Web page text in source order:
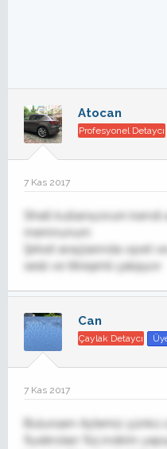
Atocan
Profesyonel Detaycı
7 Kas 2017
Shell kullanıyorum
memnunum
Şirket araçlarında opet
sesli ve titreşimli çalışıyor
Can
Çaylak Detaycı
7 Kas 2017
Bulursam Aytemiz çünkü
fiyatından %5 indirim